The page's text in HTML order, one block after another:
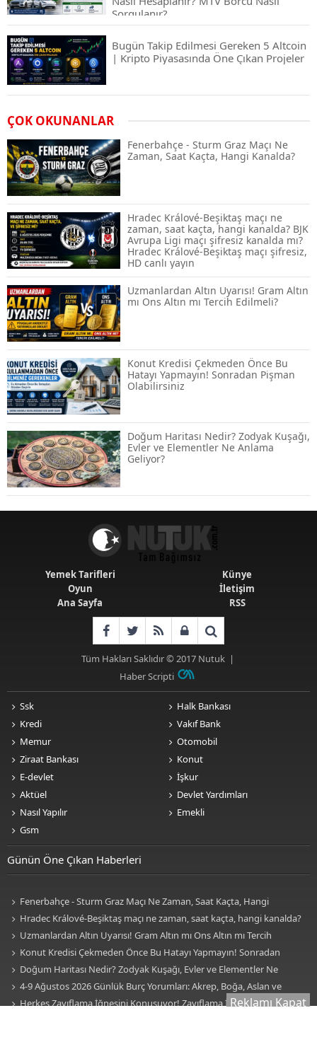
Sorgulanır?
Bugün Takip Edilmesi Gereken 5 Altcoin
| Kripto Piyasasında Öne Çıkan Projeler
Airdrop Nasıl Alınır? Kripto Para Airdrop
Rehberi ve Güvenli Katılım Yöntemleri
Spot ve Vadeli İşlem Arasındaki Farklar |
Hangi Piyasa Sizin İçin Daha Uygun?
ABD-İran Anlaşması Sonrası Altın
Rekora Koştu, Petrol Fiyatları Sert Düştü
Temmuz 2026 Maaş Zammı Netleşiyor!
Memur, Emekli ve Sosyal Yardımlarda
Yeni Oranlar
KOSGEB’den KOBİ’lere Dev Finansman
Hamlesi: 36 Ay Vadeli 30 Milyon TL
Destek
Emekli Maaşlarında Temmuz Hesabı:
Zam Oranı ve Taban Aylık İçin Yeni
Senaryolar
ÇOK OKUNANLAR
Fenerbahçe - Sturm Graz Maçı Ne
Zaman, Saat Kaçta, Hangi Kanalda?
Hradec Králové-Beşiktaş maçı ne
zaman, saat kaçta, hangi kanalda? BJK
Avrupa Ligi maçı şifresiz kanalda mı?
Hradec Králové-Beşiktaş maçı şifresiz,
HD canlı yayın
Uzmanlardan Altın Uyarısı! Gram Altın
mı Ons Altın mı Tercih Edilmeli?
Konut Kredisi Çekmeden Önce Bu
Hatayı Yapmayın! Sonradan Pişman
Olabilirsiniz
Doğum Haritası Nedir? Zodyak Kuşağı,
Evler ve Elementler Ne Anlama
Geliyor?
Yemek Tarifleri
Oyun
Ana Sayfa
Künye
İletişim
RSS
Tüm Hakları Saklıdır © 2017 Nutuk|
Haber Scripti
Ssk
Kredi
Memur
Ziraat Bankası
E-devlet
Aktüel
Nasıl Yapılır
Gsm
Halk Bankası
Vakıf Bank
Otomobil
Konut
İşkur
Devlet Yardımları
Emekli
Günün Öne Çıkan Haberleri
Fenerbahçe - Sturm Graz Maçı Ne Zaman, Saat Kaçta, Hangi
Kanalda? TV100 Şifresiz Canlı Maç İzle
Hradec Králové-Beşiktaş maçı ne zaman, saat kaçta, hangi kanalda?
BJK Avrupa Ligi maçı şifresiz kanalda mı? Hradec Králové-Beşiktaş maçı
şifresiz, HD canlı yayın
Uzmanlardan Altın Uyarısı! Gram Altın mı Ons Altın mı Tercih
Edilmeli?
Konut Kredisi Çekmeden Önce Bu Hatayı Yapmayın! Sonradan
Pişman Olabilirsiniz
Doğum Haritası Nedir? Zodyak Kuşağı, Evler ve Elementler Ne
Anlama Geliyor? İşte Burçlar, Evler ve Elementlerin Anlamı!
4-9 Ağustos 2026 Günlük Burç Yorumları: Akrep, Boğa, Aslan ve
Kova Burçları Hayatınızda Köklü Bir Değişiklik Olacak!
Herkes Zayıflama İğnesini Konuşuyor! Zayıflama İğnesiReklamı Kapat